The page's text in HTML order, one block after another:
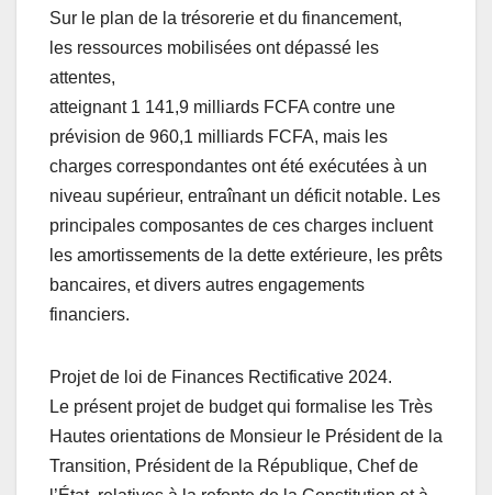
Sur le plan de la trésorerie et du financement,
les ressources mobilisées ont dépassé les
attentes,
atteignant 1 141,9 milliards FCFA contre une
prévision de 960,1 milliards FCFA, mais les
charges correspondantes ont été exécutées à un
niveau supérieur, entraînant un déficit notable. Les
principales composantes de ces charges incluent
les amortissements de la dette extérieure, les prêts
bancaires, et divers autres engagements
financiers.
Projet de loi de Finances Rectificative 2024.
Le présent projet de budget qui formalise les Très
Hautes orientations de Monsieur le Président de la
Transition, Président de la République, Chef de